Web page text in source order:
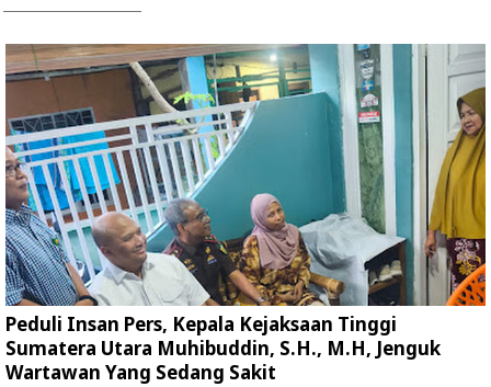
Peduli Insan Pers, Kepala Kejaksaan Tinggi
Sumatera Utara Muhibuddin, S.H., M.H, Jenguk
Wartawan Yang Sedang Sakit